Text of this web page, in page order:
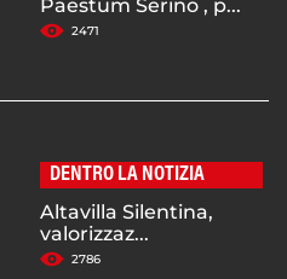
Paestum Serino , p...
2471
DENTRO LA NOTIZIA
Altavilla Silentina,
valorizzaz...
2786